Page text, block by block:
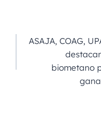
a
ASAJA, COAG,
biometano